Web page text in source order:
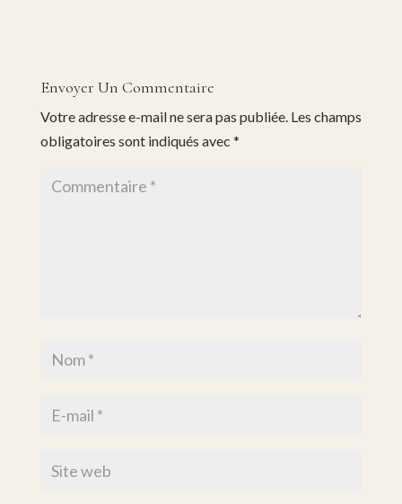
Envoyer Un Commentaire
Votre adresse e-mail ne sera pas publiée. Les champs
obligatoires sont indiqués avec *